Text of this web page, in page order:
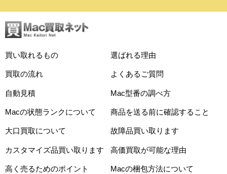
買い取れるもの 選ばれる理由
買取の流れ よくあるご質問
自動見積 Mac型番の調べ方
Macの状態ランクについて 商品を送る前に確認すること
大口買取について 故障品買い取ります
カスタマイズ品買い取ります 高価買取が可能な理由
高く売るためのポイント Macの梱包方法について